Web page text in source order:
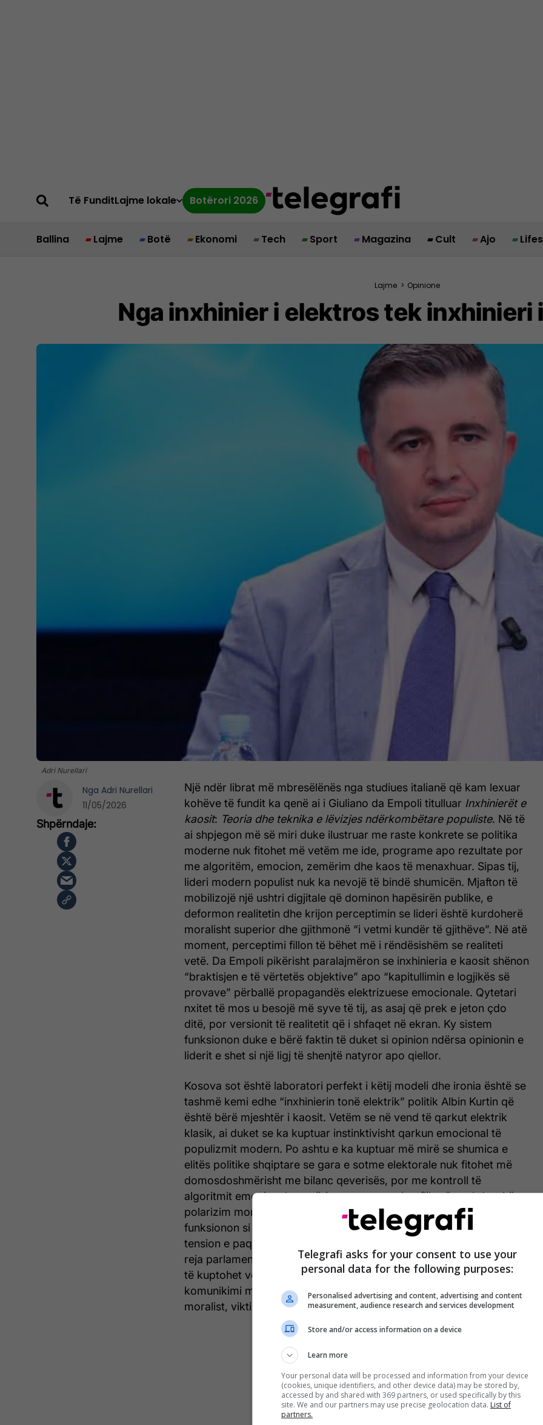
Të FunditLajme lokale Botërori 2026
Ballina Lajme Botë Ekonomi Tech Sport Magazina Cult Ajo
Lajme > Opinione
Nga inxhinier i elektros tek
Adri Nurellari
Një ndër librat më mbresëlënës nga studiues italianë që kam lexuar
kohëve të fundit ka qenë ai i Giuliano da Empoli titulluar Inxhinierët e
kaosit: Teoria dhe teknika e lëvizjes ndërkombëtare populiste. Në të
ai shpjegon më së miri duke ilustruar me raste konkrete se politika
moderne nuk fitohet më vetëm me ide, programe apo rezultate por
me algoritëm, emocion, zemërim dhe kaos të menaxhuar. Sipas tij,
lideri modern populist nuk ka nevojë të bindë shumicën. Mjafton të
mobilizojë një ushtri digjitale që dominon hapësirën publike, e
deformon realitetin dhe krijon perceptimin se lideri është kurdoherë
moralisht superior dhe gjithmonë “i vetmi kundër të gjithëve”. Në atë
moment, perceptimi fillon të bëhet më i rëndësishëm se realiteti
vetë. Da Empoli pikërisht paralajmëron se inxhinieria e kaosit shënon
“braktisjen e të vërtetës objektive” apo “kapitullimin e logjikës së
provave” përballë propagandës elektrizuese emocionale. Qytetari
nxitet të mos u besojë më syve të tij, as asaj që prek e jeton çdo
ditë, por versionit të realitetit që i shfaqet në ekran. Ky sistem
funksionon duke e bërë faktin të duket si opinion ndërsa opinionin e
liderit e shet si një ligj të shenjtë natyror apo qiellor.
Kosova sot është laboratori perfekt i këtij modeli dhe ironia është se
tashmë kemi edhe “inxhinierin tonë elektrik” politik Albin Kurtin që
është bërë mjeshtër i kaosit. Vetëm se në vend të qarkut elektrik
klasik, ai duket se ka kuptuar instinktivisht qarkun emocional të
populizmit modern. Po ashtu e ka kuptuar më mirë se shumica e
elitës politike shqiptare se gara e sotme elektorale nuk fitohet më
domosdoshmërisht me bilanc qeverisës, por me kontroll të
algoritmit emocional: zemërim permanent, konflikt të vazhdueshëm,
polarizim moral dhe mobilizim digjital. Sepse populizmi modern nuk
funksionon si politika klasike, nuk ndërton stabilitet; por, ndërton
tension e paqëndrueshmëri sikurse po e përjetojmë me zgjedhje e
reja parlamentare të 7 qershorit. Prandaj, fenomeni Kurti nuk mund
të kuptohet vetëm përmes politikës klasike, por si fenomen
komunikimi masiv emocional. Një kombinim mes populizmit
moralist, viktimizimit permanent dhe mobilizimit digjital agresiv.
Nga Adri Nurellari
11/05/2026
Telegrafi asks for your consent to use your
personal data for the following purposes:
Personalised advertising and content, advertising and content
measurement, audience research and services development
Store and/or access information on a device
Learn more
Your personal data will be processed and information from your device
(cookies, unique identifiers, and other device data) may be stored by,
accessed by and shared with 369 partners, or used specifically by this
site. We and our partners may use precise geolocation data. List of
partners.